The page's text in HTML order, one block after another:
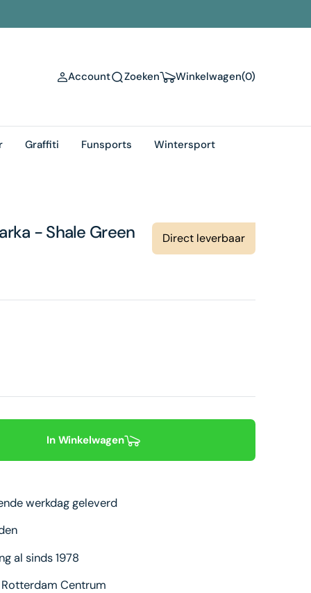
Account Zoeken Winkelwagen(0)
Graffiti Funsports Wintersport
- Shale Green
In Winkelwagen
werkdag geleverd
al sinds 1978
Centrum